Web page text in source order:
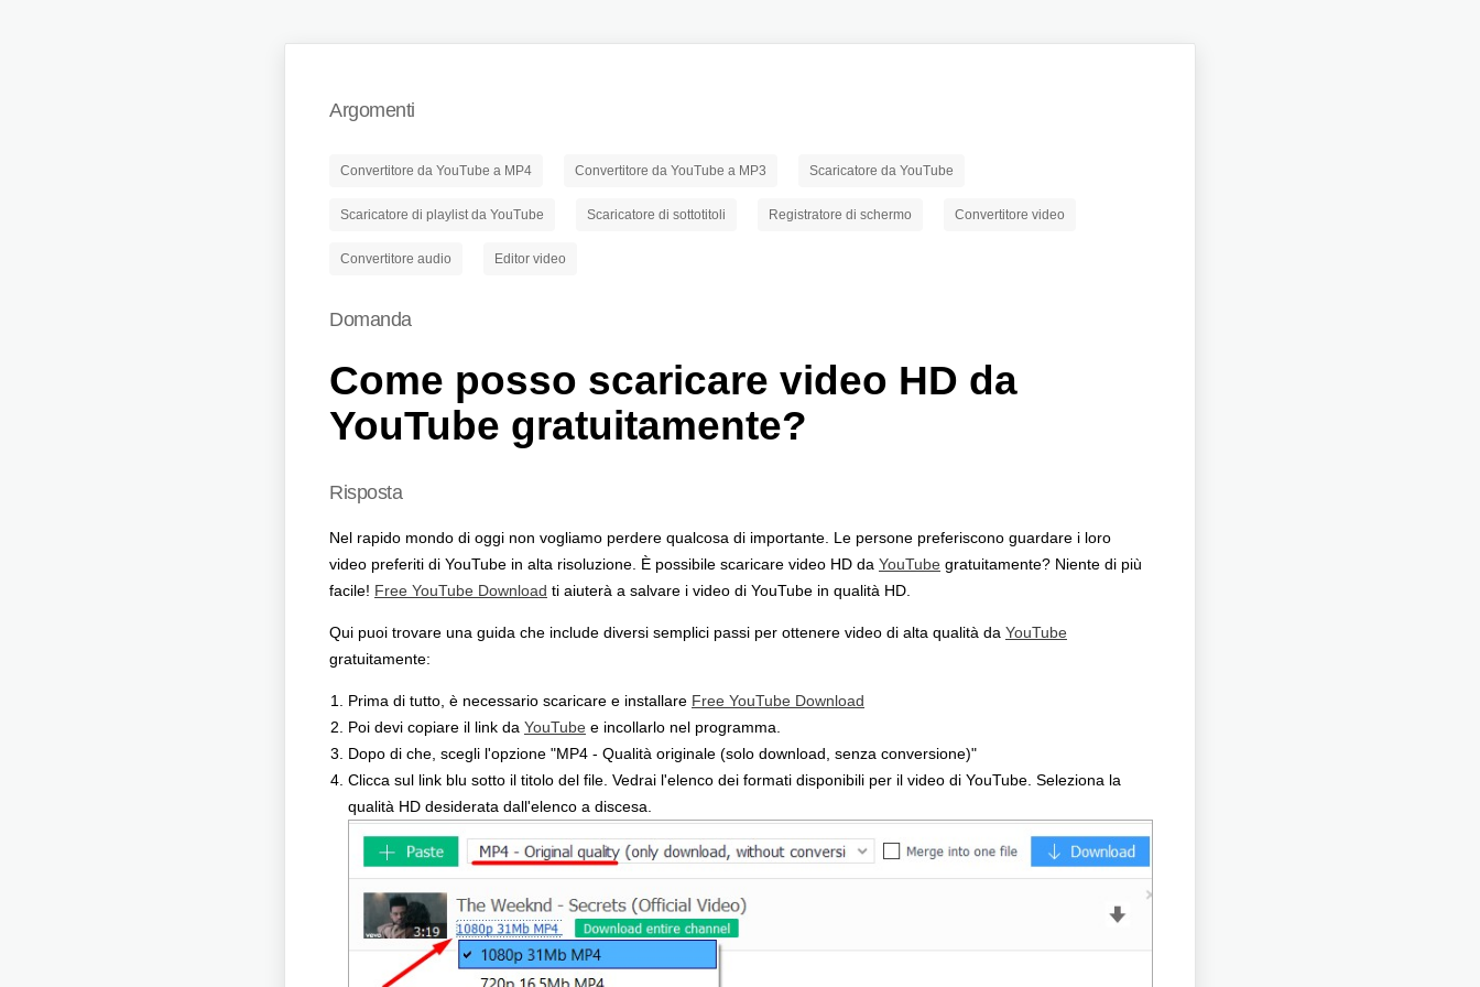
Argomenti
Convertitore da YouTube a MP4 Convertitore da YouTube a MP3 Scaricatore da YouTube
Scaricatore di playlist da YouTube Scaricatore di sottotitoli Registratore di schermo Convertitore video
Convertitore audio Editor video
Domanda
Come posso scaricare video HD da
YouTube gratuitamente?
Risposta
Nel rapido mondo di oggi non vogliamo perdere qualcosa di importante. Le persone preferiscono guardare i loro
video preferiti di YouTube in alta risoluzione. È possibile scaricare video HD da YouTube gratuitamente? Niente di più
facile! Free YouTube Download ti aiuterà a salvare i video di YouTube in qualità HD.
Qui puoi trovare una guida che include diversi semplici passi per ottenere video di alta qualità da YouTube
gratuitamente:
Prima di tutto, è necessario scaricare e installare Free YouTube Download
Poi devi copiare il link da YouTube e incollarlo nel programma.
Dopo di che, scegli l'opzione "MP4 - Qualità originale (solo download, senza conversione)"
Clicca sul link blu sotto il titolo del file. Vedrai l'elenco dei formati disponibili per il video di YouTube. Seleziona la
qualità HD desiderata dall'elenco a discesa.